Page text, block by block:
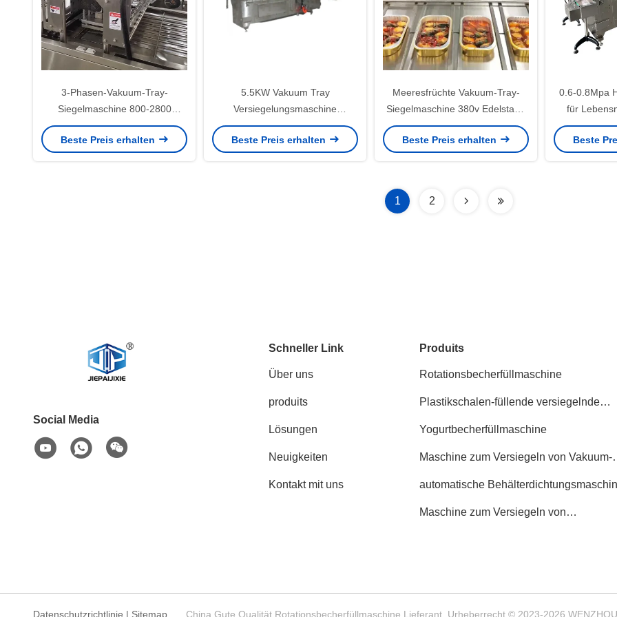
3-Phasen-Vakuum-Tray-
Siegelmaschine 800-2800
Trays/Stunde Mahlzeiten-Tray-
Verpackungsmaschine
Beste Preis erhalten
5.5KW Vakuum Tray
Versiegelungsmaschine
professionelle
Versiegelungslösung
Beste Preis erhalten
Meeresfrüchte Vakuum-Tray-
Siegelmaschine 380v Edelstahl-
Tray-Siegelmaschine
Beste Preis erhalten
0.6-0.8Mpa
für
Beste
1 2
Social Media
Schneller Link
Über uns
produits
Lösungen
Neuigkeiten
Kontakt mit uns
Produits
Rotationsbecherfüllmaschine
Plastikschalen-füllende versiegelnde
Yogurtbecherfüllmaschine
Maschine zum Versiegeln von Vakuum-
automatische
Maschine zum Versiegeln von
Datenschutzrichtlinie | Sitemap China Gute Qualität Rotationsbecherfüllmaschine Lieferant. Urheberrecht © 2023-2026